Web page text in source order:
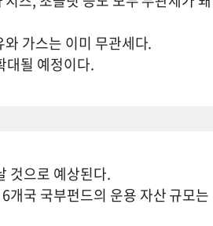
가스는 이미 무관세다.
대될 예정이다.
것으로 예상된다.
개국 국부펀드의 운용 자산 규모는